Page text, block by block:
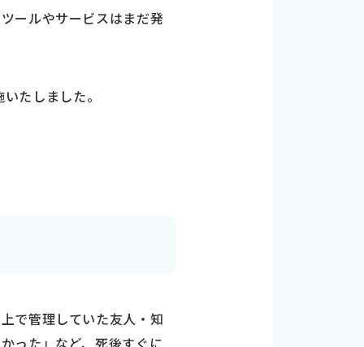
ールやサービスはまだ発
たしました。
で管理していた友人・知
った」など、死後すぐに